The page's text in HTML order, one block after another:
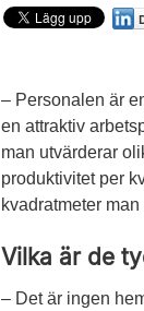
– Personalen är
en attraktiv
man utvärderar
produktivitet per
kvadratmeter
Vilka är de
– Det är ingen